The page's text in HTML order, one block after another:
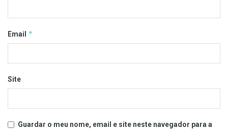
Email *
Site
Guardar o meu nome, email e site neste navegador para a